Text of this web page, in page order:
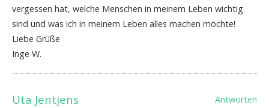
vergessen hat, welche Menschen in meinem Leben wichtig
sind und was ich in meinem Leben alles machen möchte!
Liebe Grüße
Inge W.
Uta Jentjens
Antworten